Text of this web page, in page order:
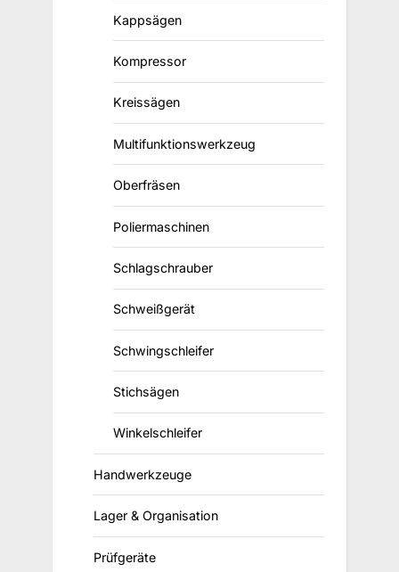
Kappsägen
Kompressor
Kreissägen
Multifunktionswerkzeug
Oberfräsen
Poliermaschinen
Schlagschrauber
Schweißgerät
Schwingschleifer
Stichsägen
Winkelschleifer
Handwerkzeuge
Lager & Organisation
Prüfgeräte